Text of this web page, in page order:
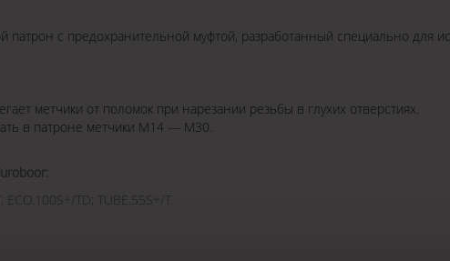
с предохранительной муфтой, разработанный специально для
метчики от поломок при нарезании резьбы в глухих отверстиях.
в патроне метчики М14 — М30.
ECO.100S+/TD; TUBE.55S+/T.